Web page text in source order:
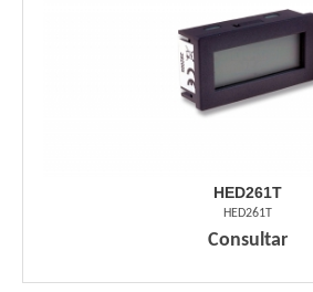
HED261T
HED261T
Consultar